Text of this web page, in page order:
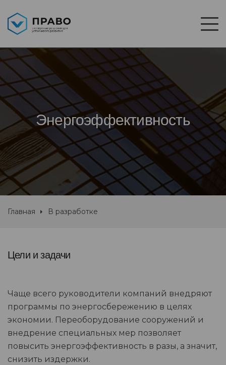
Энергоэффективность
Главная В разработке
Цели и задачи
Чаще всего руководители компаний внедряют
программы по энергосбережению в целях
экономии. Переоборудование сооружений и
внедрение специальных мер позволяет
повысить энергоэффективность в разы, а значит,
снизить издержки.